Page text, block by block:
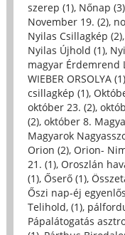
szerep (1), Nőnap (3)
November 19. (2),
Nyilas Csillagkép (2),
Nyilas Újhold (1),
magyar Érdemrend
WIEBER ORSOLYA (1)
csillagkép (1),
október 23. (2),
(2), október 8.
Magyarok
Orion (2), Orion-
21. (1), Oroszlán
(1), Őserő (1),
Őszi nap-éj
Telihold, (1),
Pápalátogatás